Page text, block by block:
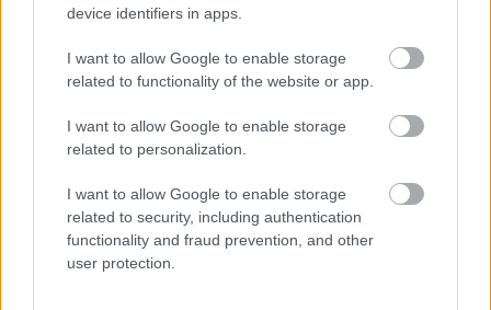
device identifiers in apps.
I want to allow Google to enable storage
related to functionality of the website or app.
I want to allow Google to enable storage
related to personalization.
I want to allow Google to enable storage
related to security, including authentication
functionality and fraud prevention, and other
user protection.
Gonzalo Melero ha hecho una parte del entrenamiento con
Osasuna del próximo domingo. Jorge Miramón y Sergio
Postigo no entrenaron por molestias y probablemente serán
Real Madrid: Bale se incorpora al grupo
Gareth Bale se ha recuperado de su última lesión muscular
y ya entrena con el grupo, aunque no viajará a San
Sebastián. Ancelotti ha informado en rueda de prensa que